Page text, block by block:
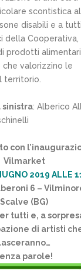
scontistica
disabili e a
della Cooperativa,
prodotti
valorizzino le
territorio.
sinistra: Alberico
con
Vilmarket
2019 ALLE
6 –
Scalve (BG)
tutti e, a
di artisti
lasceranno…
parole!